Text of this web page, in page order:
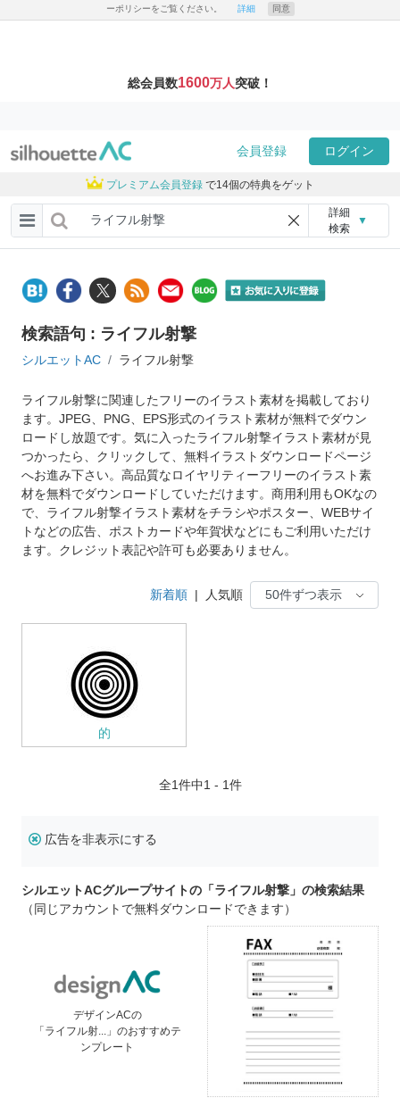
ーポリシーをご覧ください。 詳細 同意
総会員数1600万人突破！
会員登録 ログイン
プレミアム会員登録 で14個の特典をゲット
詳細
検索
▼
検索語句 : ライフル射撃
シルエットAC ライフル射撃
ライフル射撃に関連したフリーのイラスト素材を掲載しており
ます。JPEG、PNG、EPS形式のイラスト素材が無料でダウン
ロードし放題です。気に入ったライフル射撃イラスト素材が見
つかったら、クリックして、無料イラストダウンロードページ
へお進み下さい。高品質なロイヤリティーフリーのイラスト素
材を無料でダウンロードしていただけます。商用利用もOKなの
で、ライフル射撃イラスト素材をチラシやポスター、WEBサイ
トなどの広告、ポストカードや年賀状などにもご利用いただけ
ます。クレジット表記や許可も必要ありません。
新着順 | 人気順
的
全1件中1 - 1件
広告を非表示にする
シルエットACグループサイトの「ライフル射撃」の検索結果
（同じアカウントで無料ダウンロードできます）
デザインACの
「ライフル射...」のおすすめテ
ンプレート